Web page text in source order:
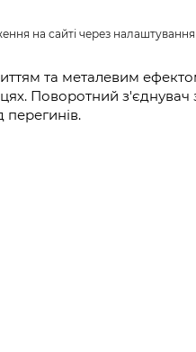
на сайті через
та металевим
Поворотний з'єднувач